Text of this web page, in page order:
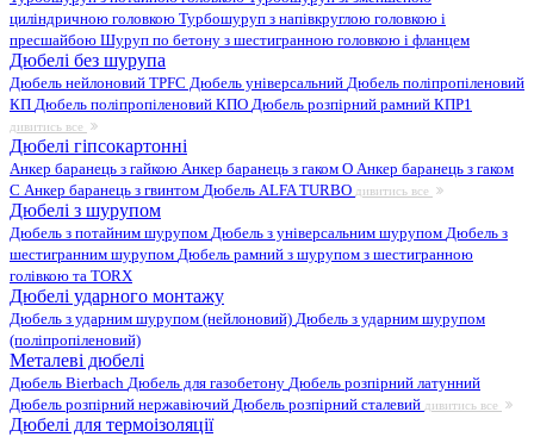
циліндричною головкою Турбошуруп з напівкруглою головкою і
пресшайбою Шуруп по бетону з шестигранною головкою і фланцем
Дюбелі без шурупа
Дюбель нейлоновий TPFC Дюбель універсальний Дюбель поліпропіленовий
КП Дюбель поліпропіленовий КПО Дюбель розпірний рамний КПР1
дивитись все
Дюбелі гіпсокартонні
Анкер баранець з гайкою Анкер баранець з гаком O Анкер баранець з гаком
С Анкер баранець з гвинтом Дюбель ALFA TURBO дивитись все
Дюбелі з шурупом
Дюбель з потайним шурупом Дюбель з універсальним шурупом Дюбель з
шестигранним шурупом Дюбель рамний з шурупом з шестигранною
голівкою та TORX
Дюбелі ударного монтажу
Дюбель з ударним шурупом (нейлоновий) Дюбель з ударним шурупом
(поліпропіленовий)
Металеві дюбелі
Дюбель Bierbach Дюбель для газобетону Дюбель розпірний латунний
Дюбель розпірний нержавіючий Дюбель розпірний сталевий дивитись все
Дюбелі для термоізоляції